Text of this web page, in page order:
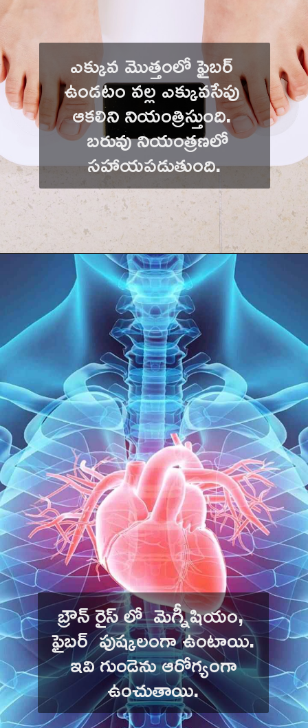
ఎక్కువ మొత్తంలో ఫైబర్
ఉండటం వల్ల ఎక్కువసేపు
ఆకలిని నియంత్రిస్తుంది.
బరువు నియంత్రణలో
సహాయపడుతుంది.
బ్రౌన్ రైస్ లో  మెగ్నీషియం,
ఫైబర్  పుష్కలంగా ఉంటాయి.
ఇవి గుండెను ఆరోగ్యంగా
ఉంచుతాయి.